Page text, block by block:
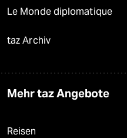
Le Monde diplomatique
taz Archiv
Mehr taz Angebote
Reisen